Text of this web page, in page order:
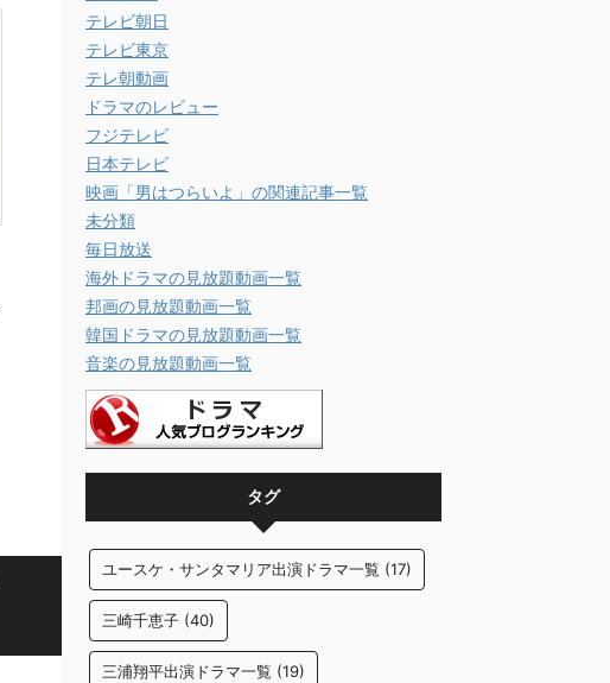
テレビ朝日
テレビ東京
テレ朝動画
ドラマのレビュー
フジテレビ
日本テレビ
映画「男はつらいよ」の関連記事一覧
未分類
毎日放送
海外ドラマの見放題動画一覧
邦画の見放題動画一覧
韓国ドラマの見放題動画一覧
音楽の見放題動画一覧
タグ
ユースケ・サンタマリア出演ドラマ一覧 (17)
三崎千恵子 (40)
三浦翔平出演ドラマ一覧 (19)